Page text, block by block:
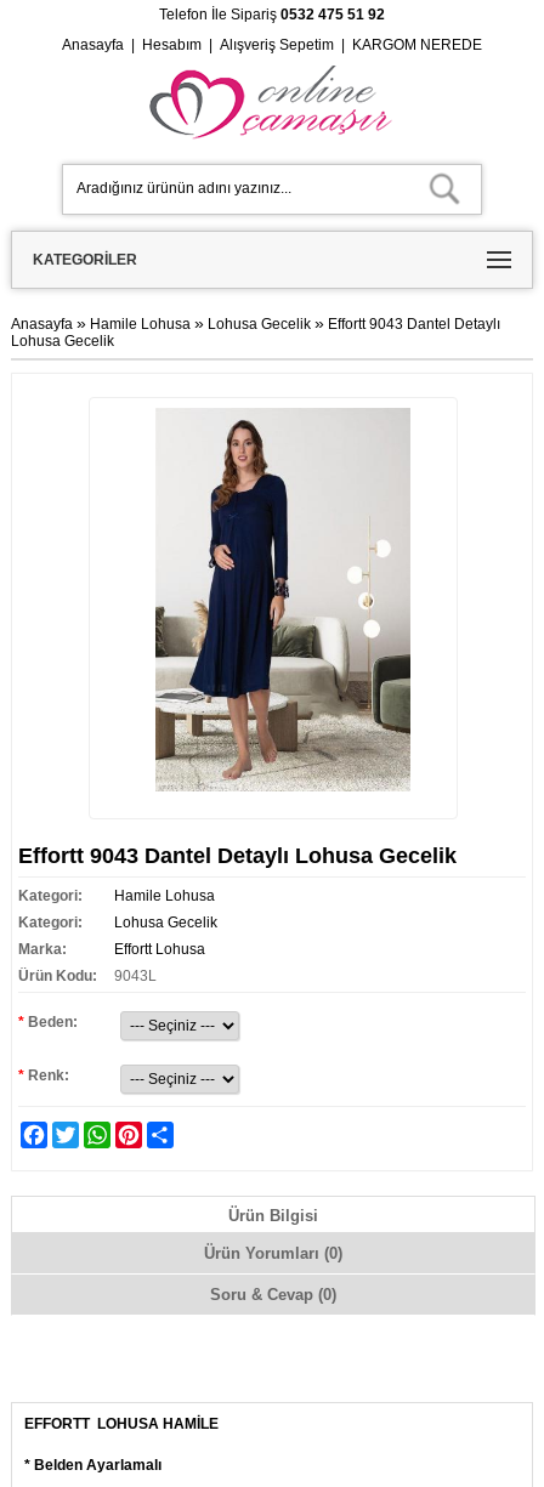
Telefon İle Sipariş 0532 475 51 92
Anasayfa| Hesabım| Alışveriş Sepetim| KARGOM NEREDE
KATEGORILER
Anasayfa » Hamile Lohusa » Lohusa Gecelik » Effortt 9043 Dantel Detaylı
Lohusa Gecelik
Effortt 9043 Dantel Detaylı Lohusa Gecelik
Kategori:
Hamile Lohusa
Kategori:
Lohusa Gecelik
Marka:
Effortt Lohusa
Ürün Kodu:
9043L
* Beden:
* Renk:
Facebook
TwitterWhatsAppPinterest
Ürün Bilgisi
Ürün Yorumları (0)
Soru & Cevap (0)
EFFORTT LOHUSA HAMİLE
* Belden Ayarlamalı